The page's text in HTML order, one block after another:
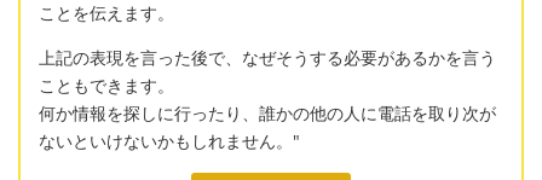
ことを伝えます。
上記の表現を言った後で、なぜそうする必要があるかを言う
こともできます。
何か情報を探しに行ったり、誰かの他の人に電話を取り次が
ないといけないかもしれません。"